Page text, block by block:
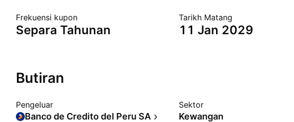
Frekuensi kupon
Separa Tahunan
Tarikh Matang
11 Jan 2029
Butiran
Pengeluar
Banco de Credito del Peru SA
Sektor
Kewangan